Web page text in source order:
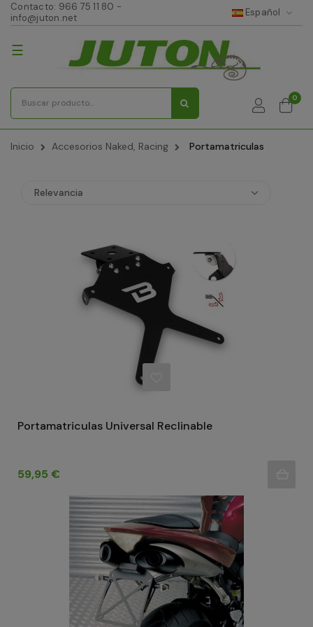
Contacto: 966 75 11 80 -
info@juton.net
Español
0
Navegación
☰
Inicio Accesorios Naked, Racing Portamatriculas
Relevancia
Portamatriculas Universal Reclinable
Precio
59,95 €